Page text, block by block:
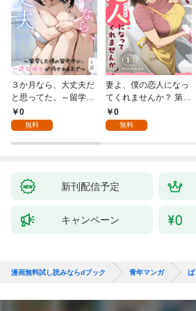
３か月なら、大丈夫だ
と思ってた。～留学し
た僕の留守中に、一途
な彼女が汚されるまで
0
無料
妻よ、僕の恋人になっ
てくれませんか？ 第1
話0
無料
新刊配信予定
キャンペーン
漫画無料試し読みならdブック 青年マンガ ば